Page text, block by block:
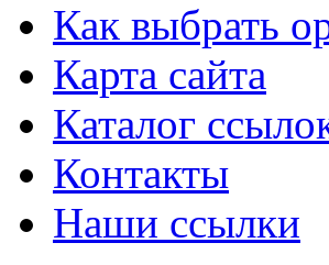
Как выбрать
Карта сайта
Каталог
Контакты
Наши ссылки